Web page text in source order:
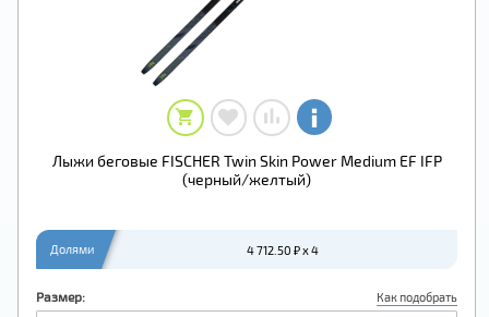
Лыжи беговые FISCHER Twin Skin Pоwer Medium EF IFP
(черный/желтый)
Долями 4 712.50 ₽ x 4
Размер: Как подобрать